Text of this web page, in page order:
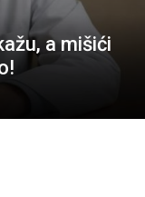
a mišići